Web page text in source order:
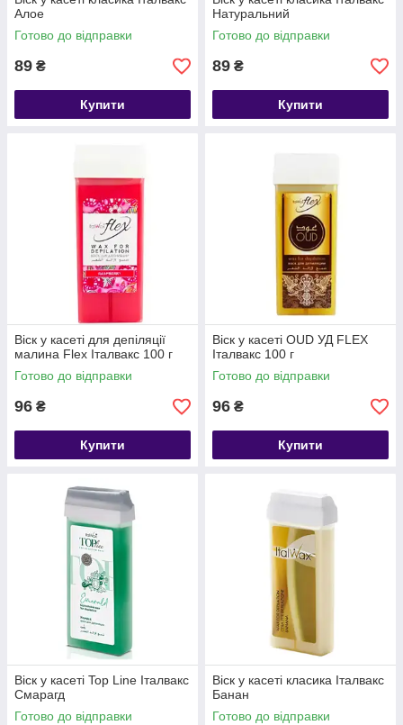
Алое
Готово до відправки
89 ₴
Купити
Натуральний
Готово до відправки
89 ₴
Купити
Віск у касеті для депіляції
малина Flex Італвакс 100 г
Готово до відправки
96 ₴
Купити
Віск у касеті OUD УД FLEX
Італвакс 100 г
Готово до відправки
96 ₴
Купити
Віск у касеті Top Line Італвакс
Смарагд
Готово до відправки
Віск у касеті класика Італвакс
Банан
Готово до відправки